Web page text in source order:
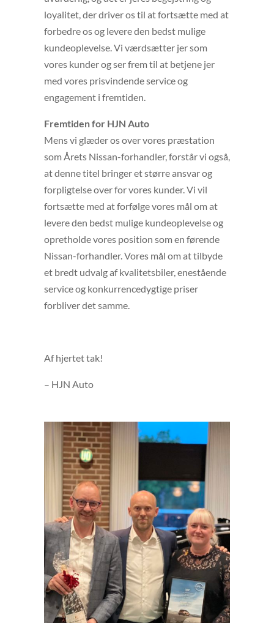
loyalitet, der driver os til at fortsætte med at
forbedre os og levere den bedst mulige
kundeoplevelse. Vi værdsætter jer som
vores kunder og ser frem til at betjene jer
med vores prisvindende service og
engagement i fremtiden.
Fremtiden for HJN Auto
Mens vi glæder os over vores præstation
som Årets Nissan-forhandler, forstår vi også,
at denne titel bringer et større ansvar og
forpligtelse over for vores kunder. Vi vil
fortsætte med at forfølge vores mål om at
levere den bedst mulige kundeoplevelse og
opretholde vores position som en førende
Nissan-forhandler. Vores mål om at tilbyde
et bredt udvalg af kvalitetsbiler, enestående
service og konkurrencedygtige priser
forbliver det samme.
Af hjertet tak!
– HJN Auto